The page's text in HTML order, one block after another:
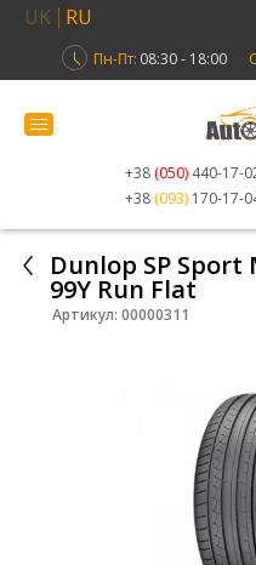
UK RU
Пн-Пт: 08:30 - 18:00
+38 (050) 440-17-
+38 (093) 170-17-
Dunlop SP Sport
99Y Run Flat
Артикул: 00000311